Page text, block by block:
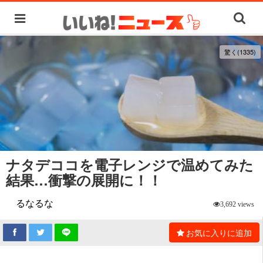
驚く(1335)
ナタデココを電子レンジで温めてみた
結果…衝撃の展開に！！
るなるな 3,692 views
お気に入りに追加